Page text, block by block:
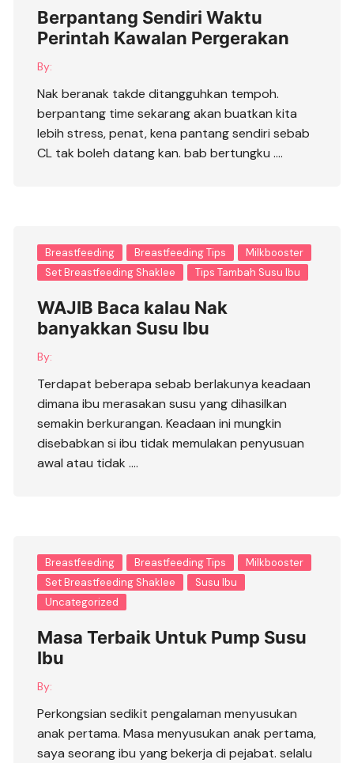
Berpantang Sendiri Waktu
Perintah Kawalan Pergerakan
By:
Nak beranak takde ditangguhkan tempoh.
berpantang time sekarang akan buatkan kita
lebih stress, penat, kena pantang sendiri sebab
CL tak boleh datang kan. bab bertungku ….
Breastfeeding Breastfeeding Tips
Milkbooster
Set Breastfeeding Shaklee
Tips Tambah Susu Ibu
WAJIB Baca kalau Nak
banyakkan Susu Ibu
By:
Terdapat beberapa sebab berlakunya keadaan
dimana ibu merasakan susu yang dihasilkan
semakin berkurangan. Keadaan ini mungkin
disebabkan si ibu tidak memulakan penyusuan
awal atau tidak ….
Breastfeeding Breastfeeding Tips
Milkbooster
Set Breastfeeding Shaklee
Susu Ibu
Uncategorized
Masa Terbaik Untuk Pump Susu
Ibu
By:
Perkongsian sedikit pengalaman menyusukan
anak pertama. Masa menyusukan anak pertama,
saya seorang ibu yang bekerja di pejabat. selalu